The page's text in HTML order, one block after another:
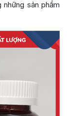
những sản phẩm